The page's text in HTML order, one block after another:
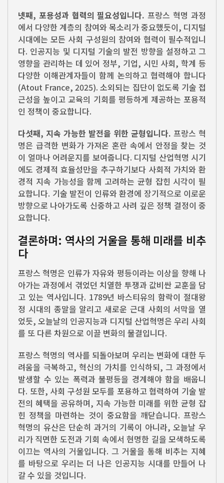
넷째, 포용성과 협력의 필요성입니다. 프랑스 혁명 과정
에서 다양한 계층의 참여와 목소리가 중요했듯이, 디지털
시대에는 모든 사회 구성원의 참여와 협력이 필수적입니
다. 인공지능 및 디지털 기술의 발전 방향을 설정하고 그
영향을 관리하는 데 있어 정부, 기업, 시민 사회, 학계 등
다양한 이해관계자들이 함께 논의하고 협력해야 합니다
(Atout France, 2025). 소외되는 집단이 없도록 기술 접
근성을 높이고 교육의 기회를 평등하게 제공하는 포용적
인 정책이 중요합니다.
다섯째, 지속 가능한 발전을 위한 균형입니다. 프랑스 혁
명은 급격한 변화가 가져온 혼란 속에서 안정을 찾는 것
이 얼마나 어려운지를 보여줍니다. 디지털 산업혁명 시기
에도 경제적 효율성만을 추구하기보다 사회적 가치와 환
경적 지속 가능성을 함께 고려하는 균형 잡힌 시각이 필
요합니다. 기술 발전이 인류와 환경에 장기적으로 이로운
방향으로 나아가도록 신중하고 사려 깊은 정책 결정이 중
요합니다.
결론하며: 역사의 거울을 통해 미래를 비추
다
프랑스 혁명은 인류가 자유와 평등이라는 이상을 향해 나
아가는 과정에서 겪었던 치열한 투쟁과 값비싼 교훈을 담
고 있는 역사입니다. 1789년 바스티유의 함락이 절대왕
정 시대의 종말을 알리고 새로운 근대 사회의 서막을 열
었듯, 오늘날의 인공지능과 디지털 산업혁명은 우리 사회
를 또 다른 차원으로 이끌 변화의 물결입니다.
프랑스 혁명의 역사를 되돌아보며 우리는 변화에 대한 두
려움을 극복하고, 혁신의 가치를 인식하되, 그 과정에서
발생할 수 있는 폭력과 불평등을 경계해야 함을 배웁니
다. 또한, 사회 구성원 모두를 포용하고 협력하여 기술 발
전의 혜택을 공유하며, 지속 가능한 미래를 위한 균형 잡
힌 정책을 마련하는 것이 중요함을 깨닫습니다. 프랑스
혁명의 유산은 단순히 과거의 기록이 아니라, 오늘날 우
리가 직면한 도전과 기회 속에서 현명한 길을 모색하도록
이끄는 역사의 거울입니다. 그 거울을 통해 비추는 지혜
를 바탕으로 우리는 더 나은 인공지능 시대를 만들어 나
갈 수 있을 것입니다.